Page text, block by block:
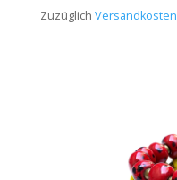
Zuzüglich Versandkosten